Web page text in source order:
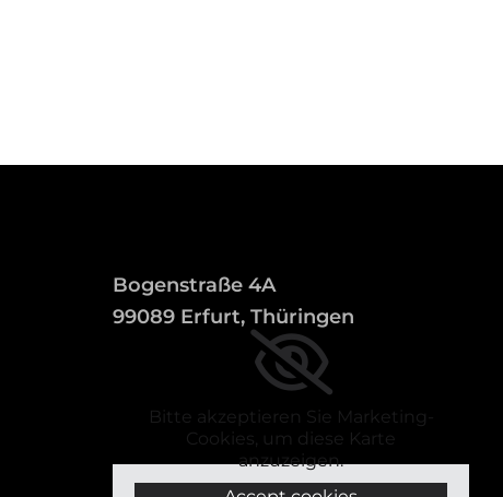
Bogenstraße 4A
99089 Erfurt, Thüringen
Bitte akzeptieren Sie Marketing-
Cookies, um diese Karte
anzuzeigen.